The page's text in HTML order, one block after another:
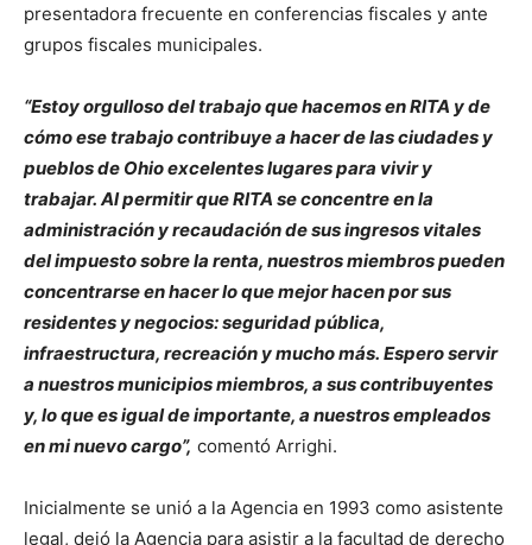
presentadora frecuente en conferencias fiscales y ante
grupos fiscales municipales.
“Estoy orgulloso del trabajo que hacemos en RITA y de
cómo ese trabajo contribuye a hacer de las ciudades y
pueblos de Ohio excelentes lugares para vivir y
trabajar. Al permitir que RITA se concentre en la
administración y recaudación de sus ingresos vitales
del impuesto sobre la renta, nuestros miembros pueden
concentrarse en hacer lo que mejor hacen por sus
residentes y negocios: seguridad pública,
infraestructura, recreación y mucho más. Espero servir
a nuestros municipios miembros, a sus contribuyentes
y, lo que es igual de importante, a nuestros empleados
en mi nuevo cargo”, comentó Arrighi.
Inicialmente se unió a la Agencia en 1993 como asistente
legal, dejó la Agencia para asistir a la facultad de derecho